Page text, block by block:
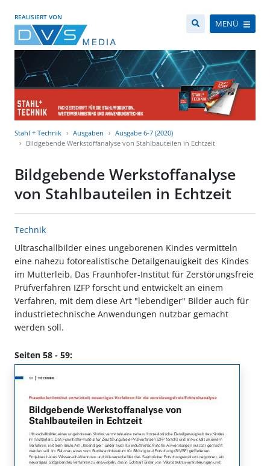
REALISIERT VON
MENÜ
Stahl + Technik Ausgaben
Ausgabe 6-7 (2020)
Bildgebende Werkstoffanalyse von Stahlbauteilen in Echtzeit
Bildgebende Werkstoffanalyse
von Stahlbauteilen in Echtzeit
Technik
Ultraschallbilder eines ungeborenen Kindes vermitteln
eine nahezu fotorealistische Detailgenauigkeit des Kindes
im Mutterleib. Das Fraunhofer-Institut für Zerstörungsfreie
Prüfverfahren IZFP forscht und entwickelt an einem
Verfahren, mit dem diese Art "lebendiger" Bilder auch für
industrietechnische Anwendungen nutzbar gemacht
werden soll.
Seiten 58 - 59: